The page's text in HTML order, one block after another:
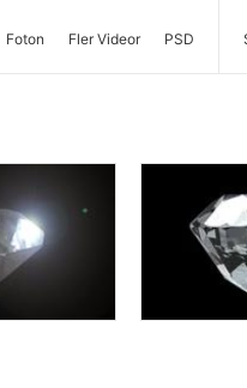
Foton Fler Videor PSD